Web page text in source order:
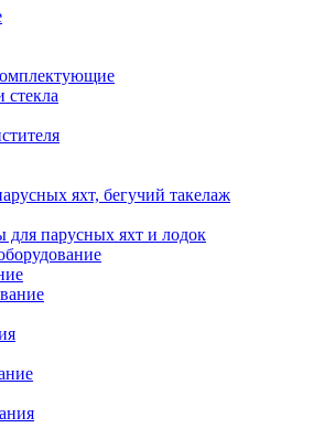
стекла
яхт, бегучий такелаж
парусных яхт и лодок